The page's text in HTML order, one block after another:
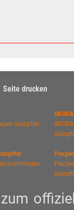
Seite drucken
Salzgitter